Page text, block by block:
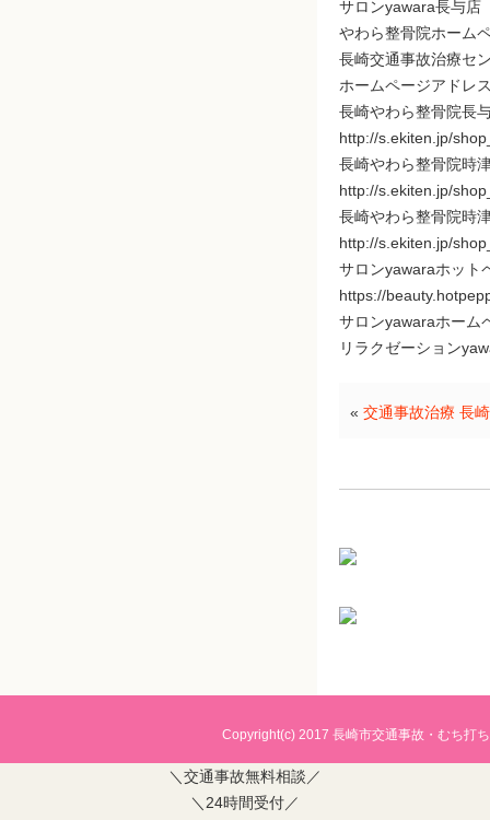
サロンyawara長与店
やわら整骨院ホーム
長崎交通事故治療セ
ホームページアドレ
長崎やわら整骨院長
http://s.ekiten.jp/
長崎やわら整骨院時
http://s.ekiten.jp/
長崎やわら整骨院時
http://s.ekiten.jp/
サロンyawaraホット
https://
サロンyawaraホーム
リラクゼーション
« 交通事故治療 長
Copyright(c) 2017 長崎市交通事故・むち打
＼交通事故無料相談／
＼24時間受付／